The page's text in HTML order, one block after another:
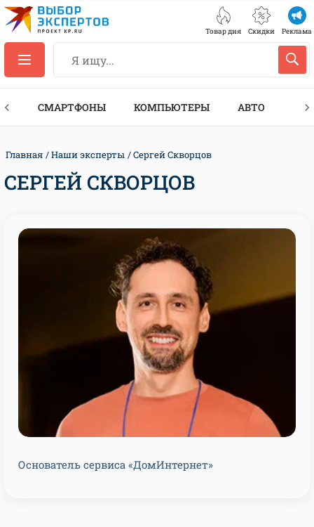
Товар дня Скидки Реклама
СМАРТФОНЫ КОМПЬЮТЕРЫ АВТО
Главная Наши эксперты Сергей Скворцов
СЕРГЕЙ СКВОРЦОВ
Основатель сервиса «ДомИнтернет»